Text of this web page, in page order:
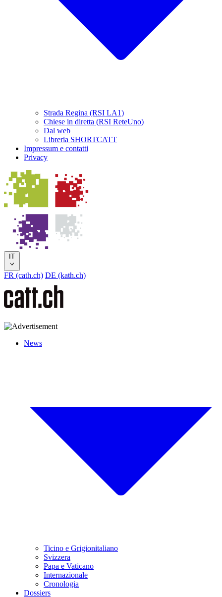
Strada Regina (RSI LA1)
Chiese in diretta (RSI ReteUno)
Dal web
Libreria SHORTCATT
Impressum e contatti
Privacy
IT
FR (cath.ch) DE (kath.ch)
News
Ticino e Grigionitaliano
Svizzera
Papa e Vaticano
Internazionale
Cronologia
Dossiers